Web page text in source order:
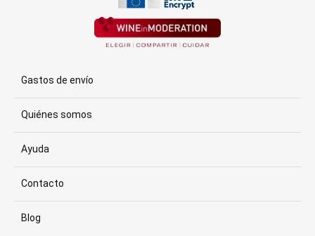
Gastos de envío
Quiénes somos
Ayuda
Contacto
Blog